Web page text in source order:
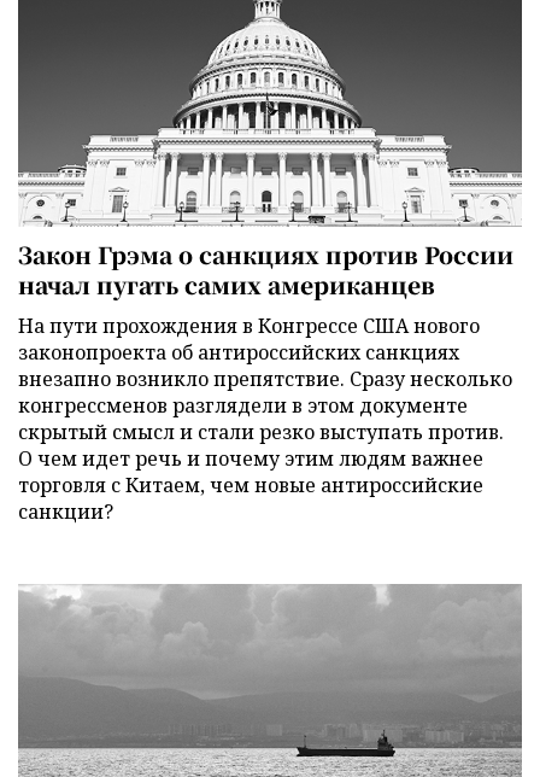
Закон Грэма о санкциях против России
начал пугать самих американцев
На пути прохождения в Конгрессе США нового
законопроекта об антироссийских санкциях
внезапно возникло препятствие. Сразу несколько
конгрессменов разглядели в этом документе
скрытый смысл и стали резко выступать против.
О чем идет речь и почему этим людям важнее
торговля с Китаем, чем новые антироссийские
санкции?